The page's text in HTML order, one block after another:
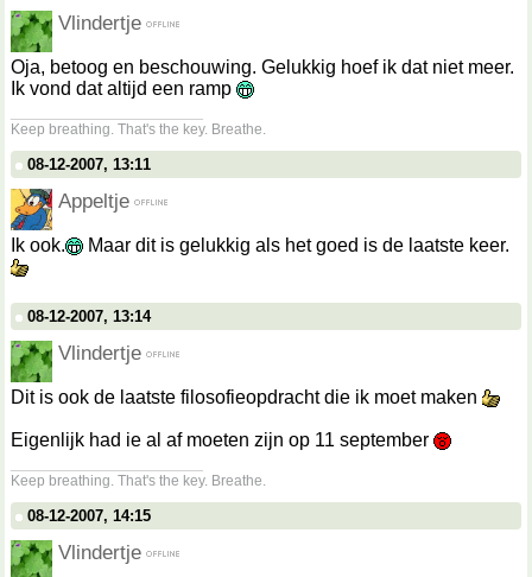
Vlindertje
Oja, betoog en beschouwing. Gelukkig hoef ik dat niet meer.
Ik vond dat altijd een ramp
Keep breathing. That's the key. Breathe.
08-12-2007, 13:11
Appeltje
Ik ook. Maar dit is gelukkig als het goed is de laatste keer.
08-12-2007, 13:14
Vlindertje
Dit is ook de laatste filosofieopdracht die ik moet maken
Eigenlijk had ie al af moeten zijn op 11 september
Keep breathing. That's the key. Breathe.
08-12-2007, 14:15
Vlindertje